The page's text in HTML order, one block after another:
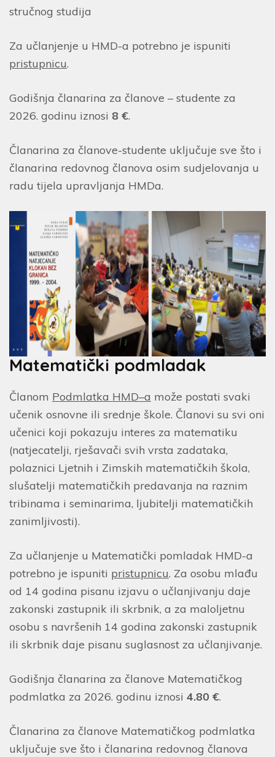
stručnog studija
Za učlanjenje u HMD-a potrebno je ispuniti
pristupnicu.
Godišnja članarina za članove – studente za
2026. godinu iznosi 8 €.
Članarina za članove-studente uključuje sve što i
članarina redovnog članova osim sudjelovanja u
radu tijela upravljanja HMDa.
Matematički podmladak
Članom Podmlatka HMD–a može postati svaki
učenik osnovne ili srednje škole. Članovi su svi oni
učenici koji pokazuju interes za matematiku
(natjecatelji, rješavači svih vrsta zadataka,
polaznici Ljetnih i Zimskih matematičkih škola,
slušatelji matematičkih predavanja na raznim
tribinama i seminarima, ljubitelji matematičkih
zanimljivosti).
Za učlanjenje u Matematički pomladak HMD-a
potrebno je ispuniti pristupnicu. Za osobu mlađu
od 14 godina pisanu izjavu o učlanjivanju daje
zakonski zastupnik ili skrbnik, a za maloljetnu
osobu s navršenih 14 godina zakonski zastupnik
ili skrbnik daje pisanu suglasnost za učlanjivanje.
Godišnja članarina za članove Matematičkog
podmlatka za 2026. godinu iznosi 4.80 €.
Članarina za članove Matematičkog podmlatka
uključuje sve što i članarina redovnog članova